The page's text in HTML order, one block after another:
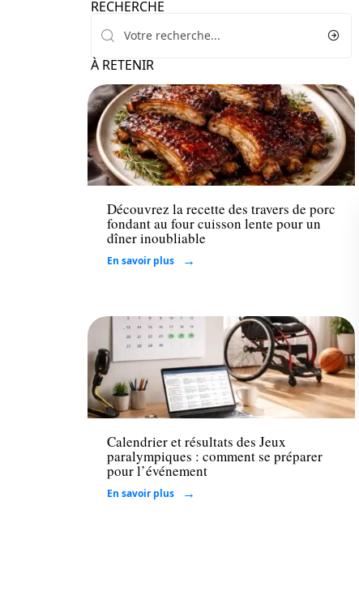
RECHERCHE
À RETENIR
Loisirs
Découvrez la recette des travers de porc
fondant au four cuisson lente pour un
dîner inoubliable
En savoir plus
Loisirs
Calendrier et résultats des Jeux
paralympiques : comment se préparer
pour l’événement
En savoir plus